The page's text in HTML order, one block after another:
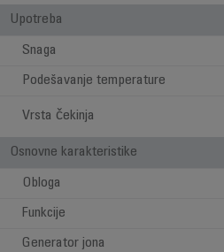
Upotreba
Snaga
Podešavanje temperature
Vrsta čekinja
Osnovne karakteristike
Obloga
Funkcije
Generator jona